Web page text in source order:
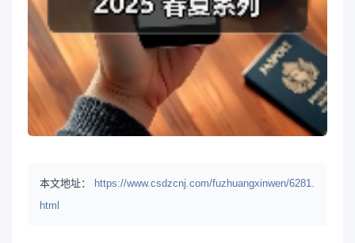
本文地址：
https://www.csdzcnj.com/fuzhuangxinwen/6281.
html